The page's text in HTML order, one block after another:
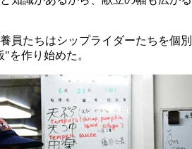
員たちはシップライダーたちを個別
を作り始めた。